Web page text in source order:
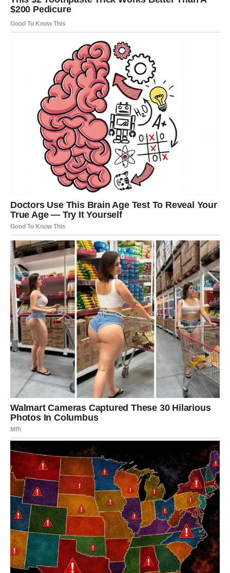
1. Rezanje Kolača
Kada se kolač potpuno ohladi, izvadite ga iz hladnjaka i
narežite na jednake komade.
Koristite oštar nož, a ako je potrebno, lagano zagrijte
nož ispod vruće vode kako biste olakšali rezanje.
Ako kolač ima mekšu koricu, dodatno ga
pospite šećerom u prahu ili kakao prahom kako biste
postigli lijep vizualni kontrast.
2. Posluživanje
Kolač možete poslužiti samostalno ili uz dodatak šlaga,
svježeg voća ili čak umaka od čokolade.
Ovo je idealan desert za sve prilike – od brzog
poslijepodnevnog zalogaja do svečanog deserta
nakon obroka.
Savjet:Ako želite dodatno naglasiti okus, možete
prilikom posluživanja dodati i malo ekstrakta vanilije ili
limunove korice.
⋆ KNJIGA SA RECEPTIMA ⋆
Upiši svoj email i preuzmi BESPLATNU
knjigu s receptima! Uživaj u jednostavnim
i ukusnim jelima koja će osvojiti tvoje
najdraže.